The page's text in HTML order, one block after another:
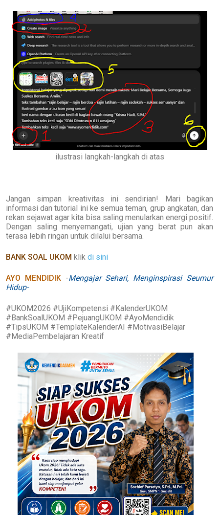
ilustrasi langkah-langkah di atas
Jangan simpan kreativitas ini sendirian! Mari bagikan
informasi dan tutorial ini ke semua teman, grup angkatan, dan
rekan sejawat agar kita bisa saling menularkan energi positif.
Dengan saling menyemangati, ujian yang berat pun akan
terasa lebih ringan untuk dilalui bersama.
BANK SOAL UKOM klik di sini
AYO MENDIDIK-Mengajar Sehari, Menginspirasi Seumur
Hidup-
#UKOM2026 #UjiKompetensi #KalenderUKOM
#BankSoalUKOM #PejuangUKOM #AyoMendidik
#TipsUKOM #TemplateKalenderAI #MotivasiBelajar
#MediaPembelajaran Kreatif